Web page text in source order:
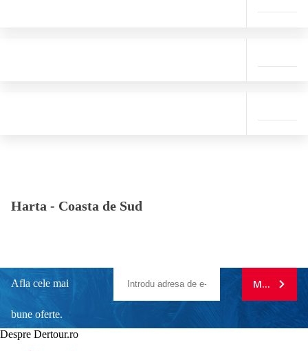
Harta - Coasta de Sud
Afla cele mai
bune oferte.
MA
Despre Dertour.ro